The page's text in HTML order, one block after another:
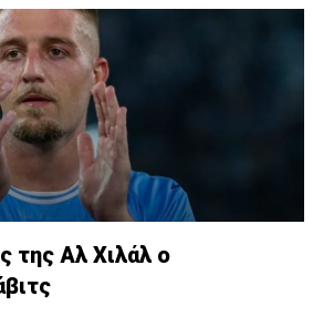
της Αλ Χιλάλ ο